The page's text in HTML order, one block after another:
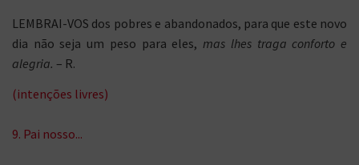
LEMBRAI-VOS dos pobres e abandonados, para que este novo
dia não seja um peso para eles,mas lhes traga conforto e
alegria. – R.
(intenções livres)
9. Pai nosso...